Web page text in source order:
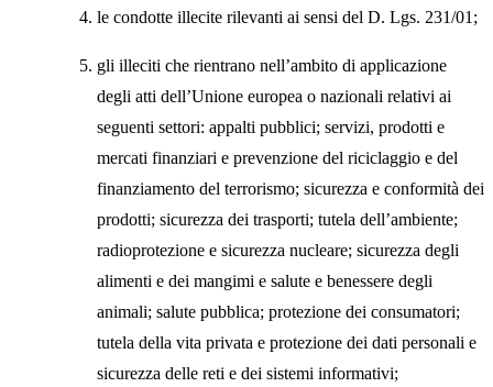
le condotte illecite rilevanti ai sensi del D. Lgs. 231/01;
gli illeciti che rientrano nell’ambito di applicazione
degli atti dell’Unione europea o nazionali relativi ai
seguenti settori: appalti pubblici; servizi, prodotti e
mercati finanziari e prevenzione del riciclaggio e del
finanziamento del terrorismo; sicurezza e conformità dei
prodotti; sicurezza dei trasporti; tutela dell’ambiente;
radioprotezione e sicurezza nucleare; sicurezza degli
alimenti e dei mangimi e salute e benessere degli
animali; salute pubblica; protezione dei consumatori;
tutela della vita privata e protezione dei dati personali e
sicurezza delle reti e dei sistemi informativi;